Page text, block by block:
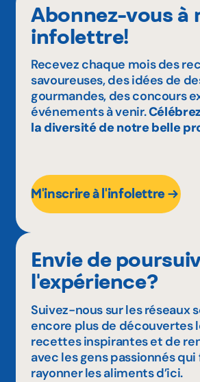
Abonnez-vous à
infolettre!
Recevez chaque mois des
savoureuses, des idées de
gourmandes, des concours
événements à venir.
la diversité de notre belle
M'inscrire à l'infolettre
Envie de
l'expérience?
Suivez-nous sur les réseaux
encore plus de découvertes
recettes inspirantes et de
avec les gens passionnés
rayonner les aliments d’ici.